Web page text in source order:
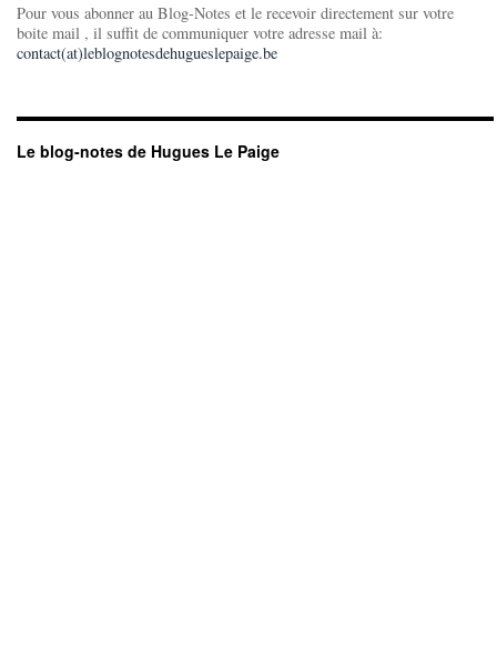
Pour vous abonner au Blog-Notes et le recevoir directement sur votre
boite mail , il suffit de communiquer votre adresse mail à:
contact(at)leblognotesdehugueslepaige.be
Le blog-notes de Hugues Le Paige